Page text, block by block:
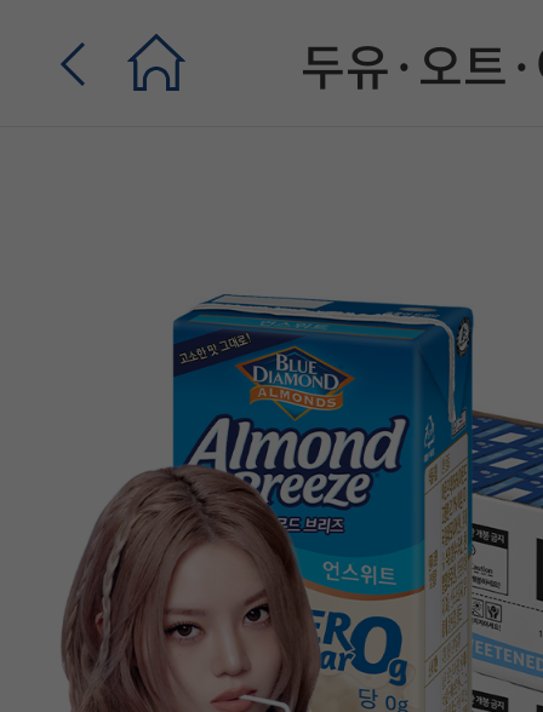
두유·오트